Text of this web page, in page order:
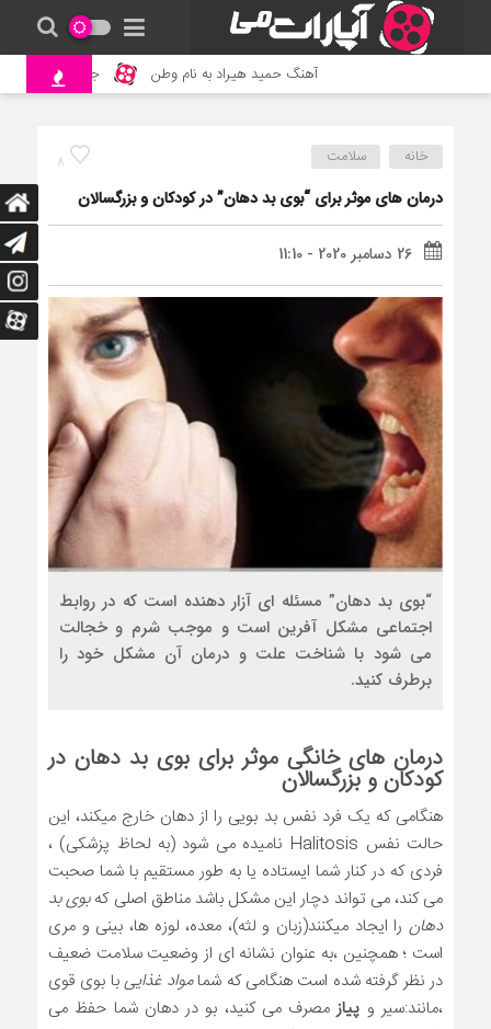
آهنگ حمید هیراد به نام وطن جنگ و نبرد حیوانات
8 خانه سلامت
درمان های موثر برای “بوی بد دهان” در کودکان و بزرگسالان
26 دسامبر 2020 - 11:10
“بوی بد دهان” مسئله ای آزار دهنده است که در روابط
اجتماعی مشکل آفرین است و موجب شرم و خجالت
می شود با شناخت علت و درمان آن مشکل خود را
برطرف کنید.
درمان های خانگی موثر برای بوی بد دهان در
کودکان و بزرگسالان
هنگامی که یک فرد نفس بد بویی را از دهان خارج میکند، این
حالت نفس Halitosis نامیده می شود (به لحاظ پزشکی) ،
فردی که در کنار شما ایستاده یا به طور مستقیم با شما صحبت
می کند، می تواند دچار این مشکل باشد مناطق اصلی کهبوی بد
دهان را ایجاد میکنند(زبان و لثه)، معده، لوزه ها، بینی و مری
است ؛ همچنین ،به عنوان نشانه ای از وضعیت سلامت ضعیف
در نظر گرفته شده است هنگامی که شمامواد غذاییبا بوی قوی
،مانند:سیر و پیازمصرف می کنید، بو در دهان شما حفظ می